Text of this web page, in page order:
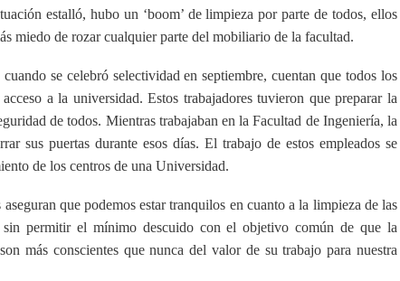
estalló, hubo un ‘boom’ de limpieza por parte de todos, ellos
miedo de rozar cualquier parte del mobiliario de la facultad.
se celebró selectividad en septiembre, cuentan que todos los
a la universidad. Estos trabajadores tuvieron que preparar la
de todos. Mientras trabajaban en la Facultad de Ingeniería, la
sus puertas durante esos días. El trabajo de estos empleados se
de los centros de una Universidad.
que podemos estar tranquilos en cuanto a la limpieza de las
permitir el mínimo descuido con el objetivo común de que la
más conscientes que nunca del valor de su trabajo para nuestra